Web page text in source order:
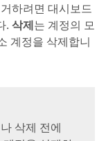
하려면 대시보드
. 삭제는 계정의 모
계정을 삭제합니
삭제 전에